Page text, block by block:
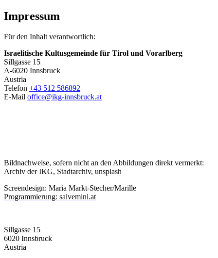
Impressum
Für den Inhalt verantwortlich:
Israelitische Kultusgemeinde für Tirol und Vorarlberg
Sillgasse 15
A-6020 Innsbruck
Austria
Telefon +43 512 586892
E-Mail office@ikg-innsbruck.at
Bildnachweise, sofern nicht an den Abbildungen direkt vermerkt:
Archiv der IKG, Stadtarchiv, unsplash
Screendesign: Maria Markt-Stecher/Marille
Programmierung: salvemini.at
Sillgasse 15
6020 Innsbruck
Austria